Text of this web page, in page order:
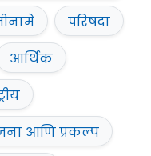
परिषदा
आर्थिक
आणि प्रकल्प